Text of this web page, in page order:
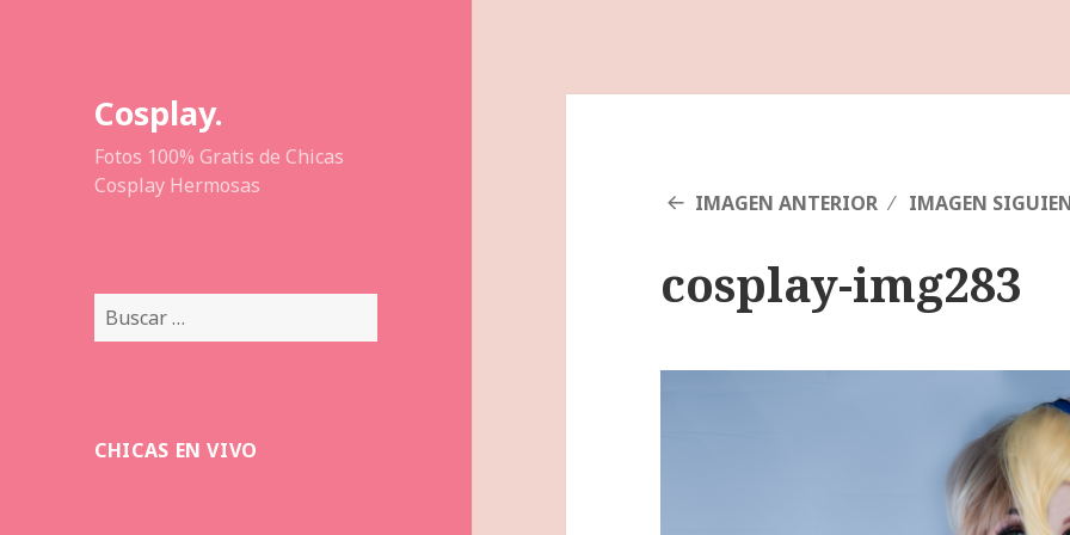
Cosplay.
Fotos 100% Gratis de Chicas
Cosplay Hermosas
Buscar:
CHICAS EN VIVO
IMAGEN ANTERIOR IMAGEN
cosplay-img283